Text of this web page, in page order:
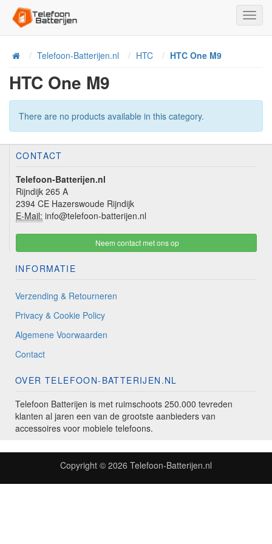
HomeTelefoon-Batterijen.nl HTC HTC One M9
HTC One M9
There are no products available in this category.
CONTACT
Telefoon-Batterijen.nl
Rijndijk 265 A
2394 CE Hazerswoude Rijndijk
E-Mail: info@telefoon-batterijen.nl
Neem contact met ons op
INFORMATIE
Verzending & Retourneren
Privacy & Cookie Policy
Algemene Voorwaarden
Contact
OVER TELEFOON-BATTERIJEN.NL
Telefoon Batterijen is met ruimschoots 250.000 tevreden
klanten al jaren een van de grootste aanbieders van
accessoires voor mobiele telefoons.
Copyright © 2026 Telefoon-Batterijen.nl